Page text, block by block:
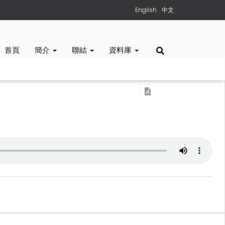
English 中文
首頁 簡介 聯結 資料庫